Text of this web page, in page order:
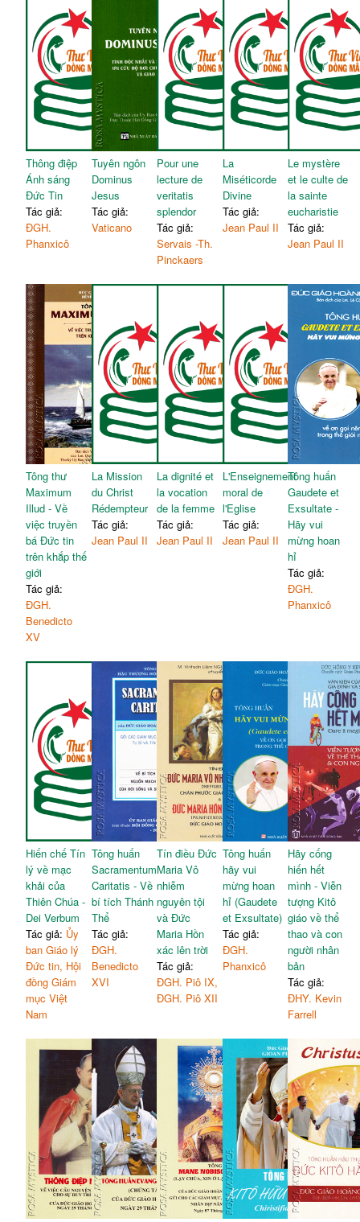
Thông điệp
Ánh sáng
Đức Tin
Tác giả:
ĐGH.
Phanxicô
Tuyên ngôn
Dominus
Jesus
Tác giả:
Vaticano
Pour une
lecture de
veritatis
splendor
Tác giả:
Servais -Th.
Pinckaers
La
Miséticorde
Divine
Tác giả:
Jean Paul II
Le mystère
et le culte de
la sainte
eucharistie
Tác giả:
Jean Paul II
Tông thư
Maximum
Illud - Về
việc truyền
bá Đức tin
trên khắp thế
giới
Tác giả:
ĐGH.
Benedicto
XV
La Mission
du Christ
Rédempteur
Tác giả:
Jean Paul II
La dignité et
la vocation
de la femme
Tác giả:
Jean Paul II
L'Enseignement
moral de
l'Eglise
Tác giả:
Jean Paul II
Tông huấn
Gaudete et
Exsultate -
Hãy vui
mừng hoan
hỉ
Tác giả:
ĐGH.
Phanxicô
Hiến chế Tín
lý về mạc
khải của
Thiên Chúa -
Dei Verbum
Tác giả: Ủy
ban Giáo lý
Đức tin, Hội
đồng Giám
mục Việt
Nam
Tông huấn
Sacramentum
Caritatis - Về
bí tích Thánh
Thể
Tác giả:
ĐGH.
Benedicto
XVI
Tín điều Đức
Maria Vô
nhiễm
nguyên tội
và Đức
Maria Hồn
xác lên trời
Tác giả:
ĐGH. Piô IX,
ĐGH. Piô XII
Tông huấn
hãy vui
mừng hoan
hỉ (Gaudete
et Exsultate)
Tác giả:
ĐGH.
Phanxicô
Hãy cống
hiến hết
mình - Viễn
tượng Kitô
giáo về thể
thao và con
người nhân
bản
Tác giả:
ĐHY. Kevin
Farrell